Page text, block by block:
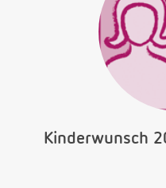
Kinderwunsch